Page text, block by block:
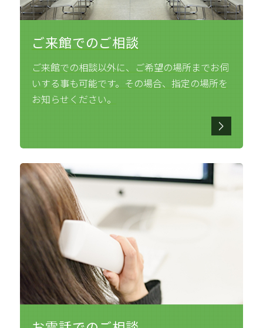
ご来館でのご相談
ご来館での相談以外に、ご希望の場所までお伺
いする事も可能です。その場合、指定の場所を
お知らせください。